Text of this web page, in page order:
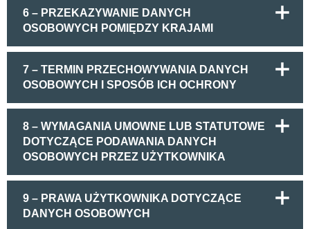
6 – PRZEKAZYWANIE DANYCH
OSOBOWYCH POMIĘDZY KRAJAMI
7 – TERMIN PRZECHOWYWANIA DANYCH
OSOBOWYCH I SPOSÓB ICH OCHRONY
8 – WYMAGANIA UMOWNE LUB STATUTOWE
DOTYCZĄCE PODAWANIA DANYCH
OSOBOWYCH PRZEZ UŻYTKOWNIKA
9 – PRAWA UŻYTKOWNIKA DOTYCZĄCE
DANYCH OSOBOWYCH